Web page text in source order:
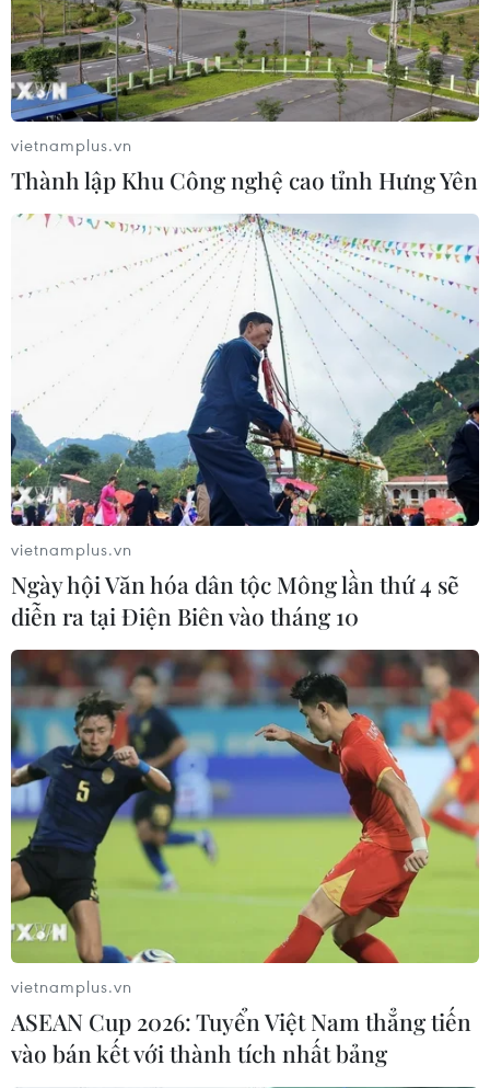
Xử lý nghiêm vi phạm phòng chống dịch
COVID-19 và nồng độ cồn
16/02/2021 13:10
Trong thời gian tới, lực lượng chức năng tăng cường
tuần tra, kiểm soát xử lý nghiêm các hành vi vi phạm
quy định pháp luật về bảo đảm trật tự an toàn giao
thông và phòng chống dịch bệnh COVID-19.
Hải Dương: Toàn dân chống dịch như
chống giặc tại huyện Cẩm Giàng
17/02/2021 13:32
Phó Chủ tịch Ủy ban Nhân dân tỉnh Hải Dương đã nhắc
nhở, phê bình Ban Chỉ đạo phòng chống dịch của
huyện Cẩm Giàng thời gian qua làm việc còn thiếu
đồng bộ, kỷ cương.
vietnamplus.vn
Thành lập Khu Công nghệ cao tỉnh Hưng Yên
vietnamplus.vn
Ngày hội Văn hóa dân tộc Mông lần thứ 4 sẽ
diễn ra tại Điện Biên vào tháng 10
vietnamplus.vn
ASEAN Cup 2026: Tuyển Việt Nam thẳng tiến
vào bán kết với thành tích nhất bảng